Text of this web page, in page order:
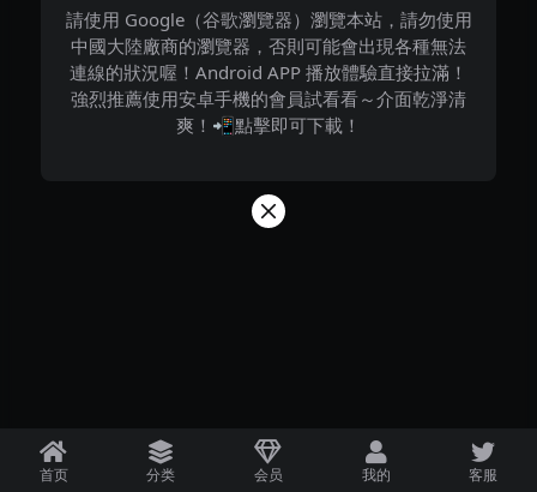
首页 分类 会员 我的 客服
請使用 Google（谷歌瀏覽器）瀏覽本站，請勿使用
中國大陸廠商的瀏覽器，否則可能會出現各種無法
連線的狀況喔！Android APP 播放體驗直接拉滿！
強烈推薦使用安卓手機的會員試看看～介面乾淨清
爽！📲點擊即可下載！